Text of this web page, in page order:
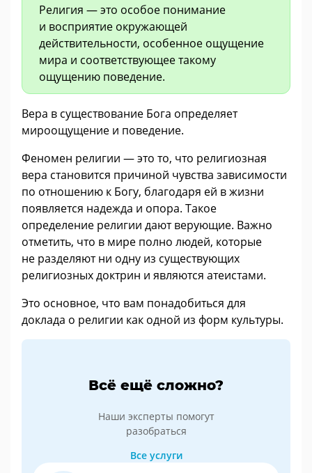
Религия — это особое понимание
и восприятие окружающей
действительности, особенное ощущение
мира и соответствующее такому
ощущению поведение.
Вера в существование Бога определяет
мироощущение и поведение.
Феномен религии — это то, что религиозная
вера становится причиной чувства зависимости
по отношению к Богу, благодаря ей в жизни
появляется надежда и опора. Такое
определение религии дают верующие. Важно
отметить, что в мире полно людей, которые
не разделяют ни одну из существующих
религиозных доктрин и являются атеистами.
Это основное, что вам понадобиться для
доклада о религии как одной из форм культуры.
Всё ещё сложно?
Наши эксперты помогут
разобраться
Все услуги